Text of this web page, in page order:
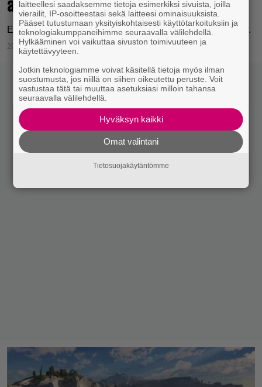
Ei sitä päivässä rakennettu – eikä maan tasallekaan revitty.
20.11.2025 21:16
Tom Kajaslampi
laitteellesi saadaksemme tietoja esimerkiksi sivuista, joilla
vierailit, IP-osoitteestasi sekä laitteesi ominaisuuksista.
Pääset tutustumaan yksityiskohtaisesti käyttötarkoituksiin ja
teknologiakumppaneihimme seuraavalla välilehdellä.
Hylkääminen voi vaikuttaa sivuston toimivuuteen ja
käytettävyyteen.
Jotkin teknologiamme voivat käsitellä tietoja myös ilman
suostumusta, jos niillä on siihen oikeutettu peruste. Voit
vastustaa tätä tai muuttaa asetuksiasi milloin tahansa
seuraavalla välilehdellä.
Hyväksyn kaikki
Omat valintani
Tietosuojakäytäntömme